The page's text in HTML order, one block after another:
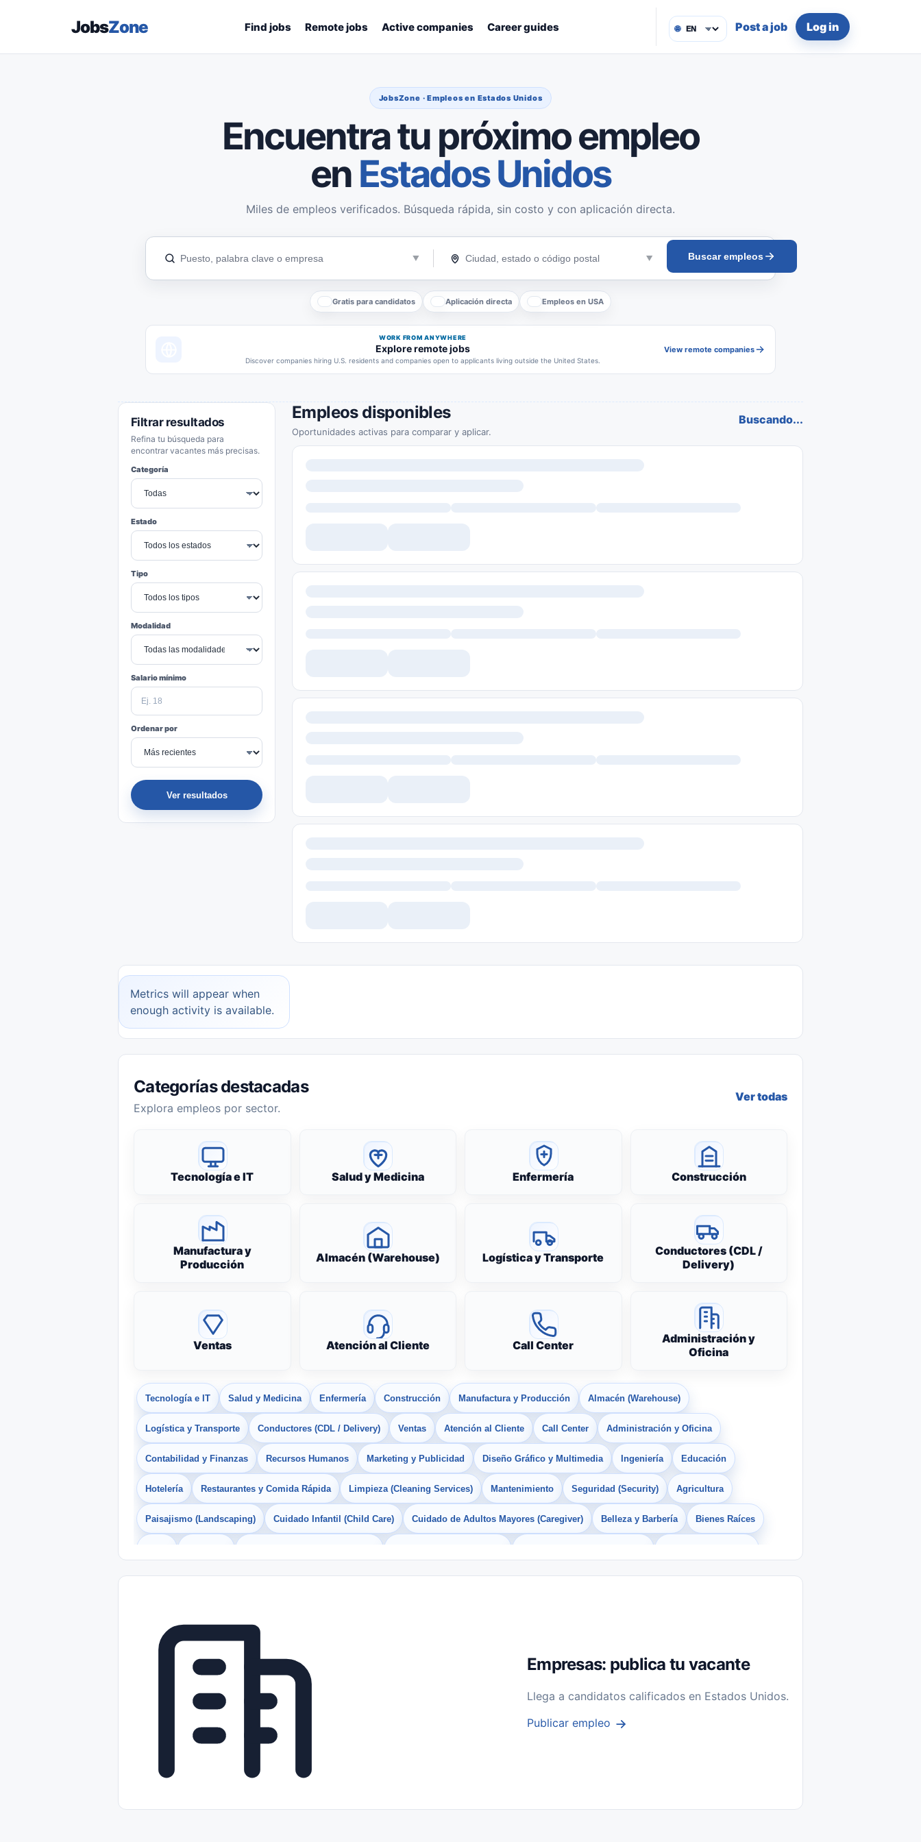
JobsZone Find jobs Remote jobs Active companies Career guides 🌐 Post a job Log in
JobsZone · Empleos en Estados Unidos
Encuentra tu próximo empleo
en Estados Unidos
Miles de empleos verificados. Búsqueda rápida, sin costo y con aplicación directa.
Buscar empleos
Gratis para candidatos Aplicación directa Empleos en USA
WORK FROM ANYWHERE
Explore remote jobs
Discover companies hiring U.S. residents and companies open to applicants living outside the United States.
View remote companies
Filtrar resultados
Refina tu búsqueda para
encontrar vacantes más precisas.
Categoría
Estado
Tipo
Modalidad
Salario mínimo
Ordenar por
Ver resultados
Empleos disponibles
Oportunidades activas para comparar y aplicar.
Buscando...
Metrics will appear when
enough activity is available.
Categorías destacadas
Explora empleos por sector.
Ver todas
Tecnología e IT Salud y Medicina Enfermería Construcción
Manufactura y
Producción
Almacén (Warehouse) Logística y Transporte
Conductores (CDL /
Delivery)
Ventas Atención al Cliente Call Center
Administración y
Oficina
Tecnología e IT Salud y Medicina Enfermería Construcción Manufactura y Producción Almacén (Warehouse)
Logística y Transporte Conductores (CDL / Delivery) Ventas Atención al Cliente Call Center Administración y Oficina
Contabilidad y Finanzas Recursos Humanos Marketing y Publicidad Diseño Gráfico y Multimedia Ingeniería Educación
Hotelería Restaurantes y Comida Rápida Limpieza (Cleaning Services) Mantenimiento Seguridad (Security) Agricultura
Paisajismo (Landscaping) Cuidado Infantil (Child Care) Cuidado de Adultos Mayores (Caregiver) Belleza y Barbería Bienes Raíces
Freelance Prácticas (Internships) Empleos para Estudiantes Empleos Bilingües (English/Spanish) Sin Experiencia
Telecomunicaciones
Empresas: publica tu vacante
Llega a candidatos calificados en Estados Unidos.
Publicar empleo